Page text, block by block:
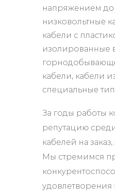
напряжением до
низковольтные
кабели с
изолированные
кабели, кабели
специальные
За годы работы
репутацию
кабелей на
Мы стремимся
удовлетворения